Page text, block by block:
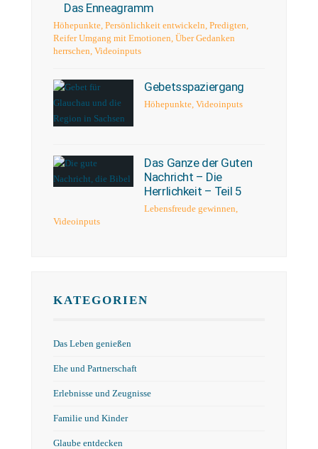
Das Enneagramm
Höhepunkte, Persönlichkeit entwickeln, Predigten,
Reifer Umgang mit Emotionen, Über Gedanken
herrschen, Videoinputs
Gebetsspaziergang
Höhepunkte,Videoinputs
Das Ganze der Guten
Nachricht – Die
Herrlichkeit – Teil 5
Lebensfreude gewinnen,
Videoinputs
KATEGORIEN
Das Leben genießen
Ehe und Partnerschaft
Erlebnisse und Zeugnisse
Familie und Kinder
Glaube entdecken